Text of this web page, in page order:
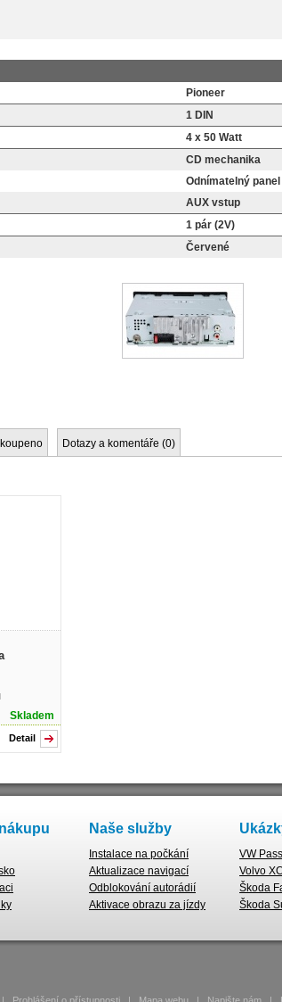
Pioneer
1 DIN
4 x 50 Watt
CD mechanika
Odnímatelný panel
AUX vstup
1 pár (2V)
Červené
Dotazy a komentáře (0)
Skladem
Detail
Naše služby
Instalace na počkání
Aktualizace navigací
Odblokování autorádií
Aktivace obrazu za jízdy
VW
Volvo
Škoda
Škoda